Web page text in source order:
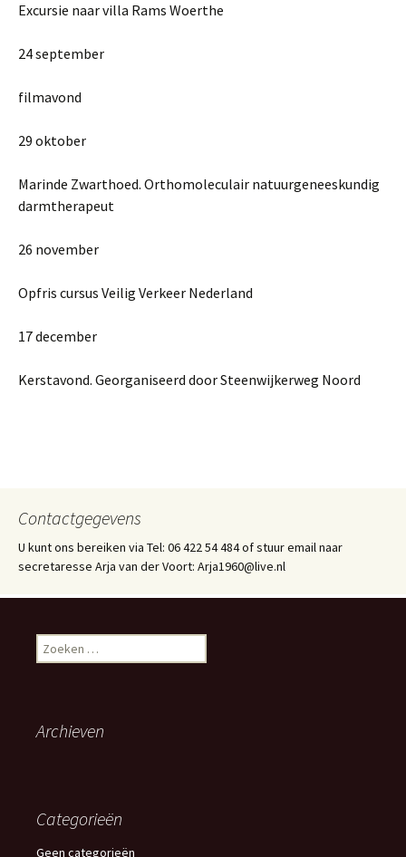
Excursie naar villa Rams Woerthe
24 september
filmavond
29 oktober
Marinde Zwarthoed. Orthomoleculair natuurgeneeskundig
darmtherapeut
26 november
Opfris cursus Veilig Verkeer Nederland
17 december
Kerstavond. Georganiseerd door Steenwijkerweg Noord
Contactgegevens
U kunt ons bereiken via Tel: 06 422 54 484 of stuur email naar
secretaresse Arja van der Voort: Arja1960@live.nl
Zoeken
naar:
Archieven
Categorieën
Geen categorieën